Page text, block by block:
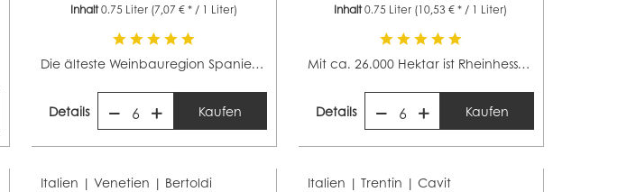
Inhalt0.75 Liter (7,07 € * / 1 Liter)
Die älteste Weinbauregion Spaniens ist im Nordosten...
Details 6 Kaufen
Inhalt0.75 Liter (10,53 € * / 1 Liter)
Mit ca. 26.000 Hektar ist Rheinhessens das größte...
Details 6 Kaufen
Italien | Venetien | Bertoldi Italien | Trentin | Cavit